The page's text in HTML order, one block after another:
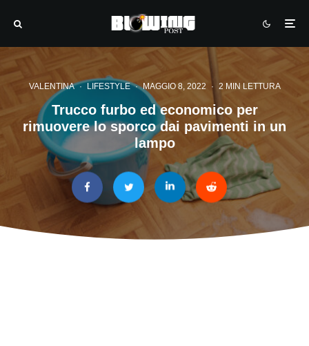
VALENTINA · LIFESTYLE · MAGGIO 8, 2022 · 2 MIN LETTURA
Trucco furbo ed economico per
rimuovere lo sporco dai pavimenti in un
lampo